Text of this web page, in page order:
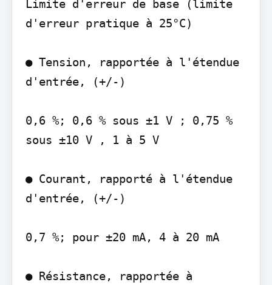
Limite d'erreur de base (limite
d'erreur pratique à 25°C)
● Tension, rapportée à l'étendue
d'entrée, (+/-)
0,6 %; 0,6 % sous ±1 V ; 0,75 %
sous ±10 V , 1 à 5 V
● Courant, rapporté à l'étendue
d'entrée, (+/-)
0,7 %; pour ±20 mA, 4 à 20 mA
● Résistance, rapportée à